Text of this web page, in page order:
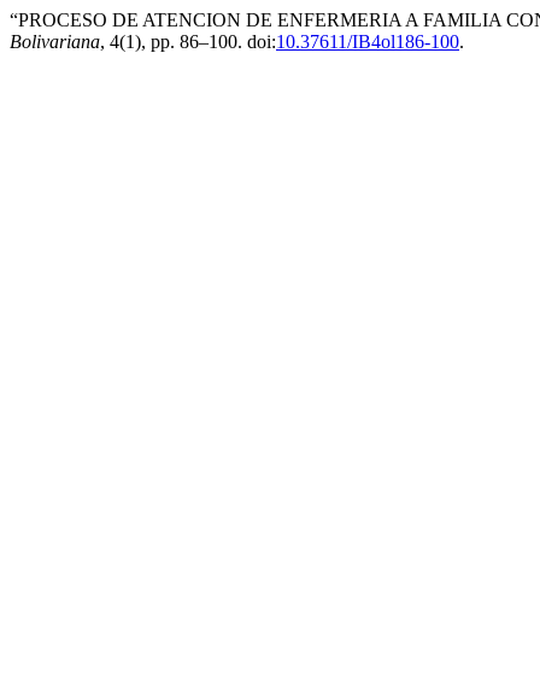
“PROCESO DE ATENCION DE ENFERMERIA A FAMILIA
Bolivariana, 4(1), pp. 86–100. doi:10.37611/IB4ol186-100.